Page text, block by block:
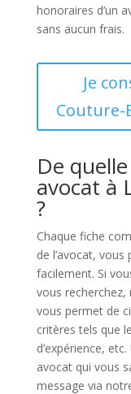
honoraires d’un
sans aucun frais.
Je
Couture-
De
avocat à
?
Chaque fiche
de l’avocat,
facilement. Si
vous recherchez,
vous permet de
critères tels que
d’expérience,
avocat qui vous
message via